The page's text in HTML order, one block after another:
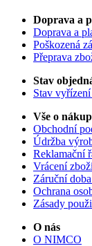
Doprava a
Doprava a
Poškozená
Přeprava
Stav
Stav
Vše o
Obchodní
Údržba
Reklamační
Vrácení
Záruční
Ochrana
Zásady
O nás
O NIMCO